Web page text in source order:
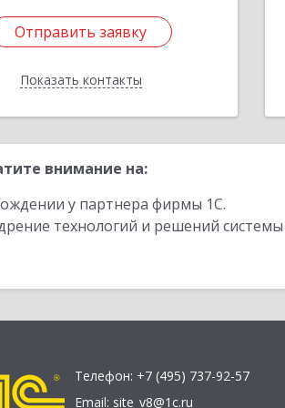
Отправить заявку
Показать контакты
Отправить заявку
Назад
внимание на:
у партнера фирмы 1С.
технологий и решений
Телефон: +7 (495) 737-92-57
Email: site_v8@1c.ru